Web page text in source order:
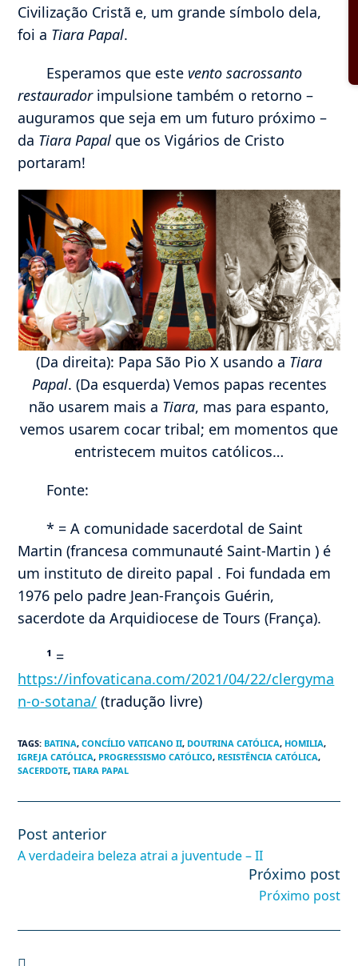
Civilização Cristã e, um grande símbolo dela,
foi a Tiara Papal.
Esperamos que este vento sacrossanto
restauradorimpulsione também o retorno –
auguramos que seja em um futuro próximo –
da Tiara Papal que os Vigários de Cristo
portaram!
(Da direita): Papa São Pio X usando a Tiara
Papal. (Da esquerda) Vemos papas recentes
não usarem mais a Tiara, mas para espanto,
vemos usarem cocar tribal; em momentos que
entristecem muitos católicos…
Fonte:
* = A comunidade sacerdotal de Saint
Martin (francesa communauté Saint-Martin ) é
um instituto de direito papal . Foi fundada em
1976 pelo padre Jean-François Guérin,
sacerdote da Arquidiocese de Tours (França).
¹ =
https://infovaticana.com/2021/04/22/clergyma
n-o-sotana/ (tradução livre)
TAGS: BATINA, CONCÍLIO VATICANO II, DOUTRINA CATÓLICA, HOMILIA,
IGREJA CATÓLICA, PROGRESSISMO CATÓLICO, RESISTÊNCIA CATÓLICA,
SACERDOTE, TIARA PAPAL
Leia
artigos
Post anterior
A verdadeira beleza atrai a juventude – II
Próximo post
Próximo post